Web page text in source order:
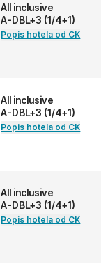
All inclusive
A-DBL+3 (1/4+1)
Popis hotela od CK
All inclusive
A-DBL+3 (1/4+1)
Popis hotela od CK
All inclusive
A-DBL+3 (1/4+1)
Popis hotela od CK